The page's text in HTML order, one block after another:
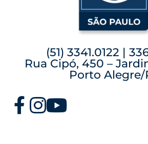
(51) 3341.0122 |
Rua Cipó, 450 –
Porto Alegre/